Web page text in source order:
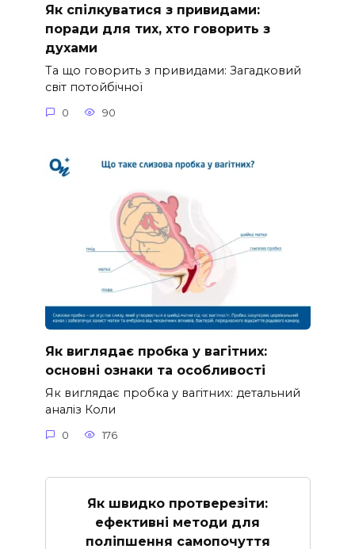
Як спілкуватися з привидами:
поради для тих, хто говорить з
духами
Та що говорить з привидами: Загадковий
світ потойбічної
0 90
Як виглядає пробка у вагітних:
основні ознаки та особливості
Як виглядає пробка у вагітних: детальний
аналіз Коли
0 176
Як швидко протверезіти:
ефективні методи для
поліпшення самопочуття